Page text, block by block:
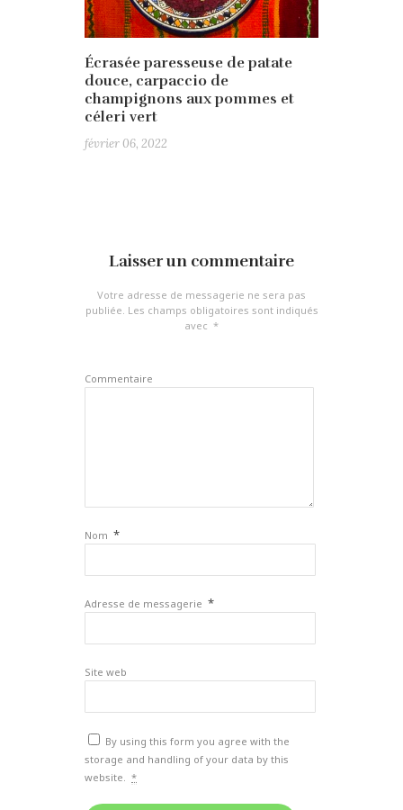
Écrasée paresseuse de patate
douce, carpaccio de
champignons aux pommes et
céleri vert
février 06, 2022
Laisser un commentaire
Votre adresse de messagerie ne sera pas
publiée. Les champs obligatoires sont indiqués
avec *
Commentaire
Nom *
Adresse de messagerie *
Site web
By using this form you agree with the
storage and handling of your data by this
website. *